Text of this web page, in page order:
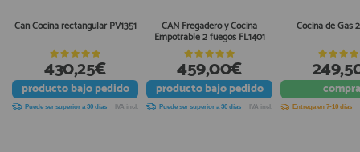
Can Cocina rectangular PV1351
430,25€
productobajo pedido
Puede ser superior a 30 días IVA incl.
CAN Fregadero y Cocina
Empotrable 2 fuegos FL1401
459,00€
productobajo pedido
Puede ser superior a 30 días IVA incl.
Cocina de Gas
Entrega en 7-10 días